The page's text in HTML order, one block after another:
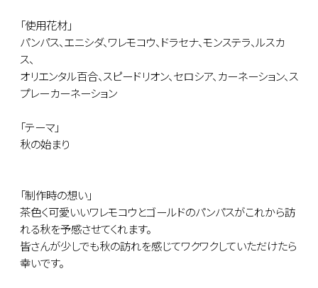
「使用花材」
パンパス、エニシダ、ワレモコウ、ドラセナ、モンステラ、ルスカ
ス、
オリエンタル百合、スピードリオン、セロシア、カーネーション、ス
プレーカーネーション
「テーマ」
秋の始まり
「制作時の想い」
茶色く可愛いいワレモコウとゴールドのパンパスがこれから訪
れる秋を予感させてくれます。
皆さんが少しでも秋の訪れを感じてワクワクしていただけたら
幸いです。